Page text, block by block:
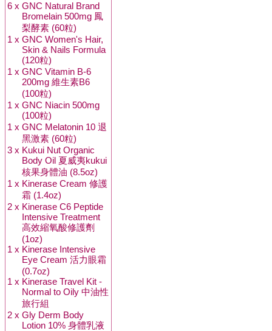
6 x GNC Natural Brand
Bromelain 500mg 鳳
梨酵素 (60粒)
1 x GNC Women's Hair,
Skin & Nails Formula
(120粒)
1 x GNC Vitamin B-6
200mg 維生素B6
(100粒)
1 x GNC Niacin 500mg
(100粒)
1 x GNC Melatonin 10 退
黑激素 (60粒)
3 x Kukui Nut Organic
Body Oil 夏威夷kukui
核果身體油 (8.5oz)
1 x Kinerase Cream 修護
霜 (1.4oz)
2 x Kinerase C6 Peptide
Intensive Treatment
高效縮氧酸修護劑
(1oz)
1 x Kinerase Intensive
Eye Cream 活力眼霜
(0.7oz)
1 x Kinerase Travel Kit -
Normal to Oily 中油性
旅行組
2 x Gly Derm Body
Lotion 10% 身體乳液